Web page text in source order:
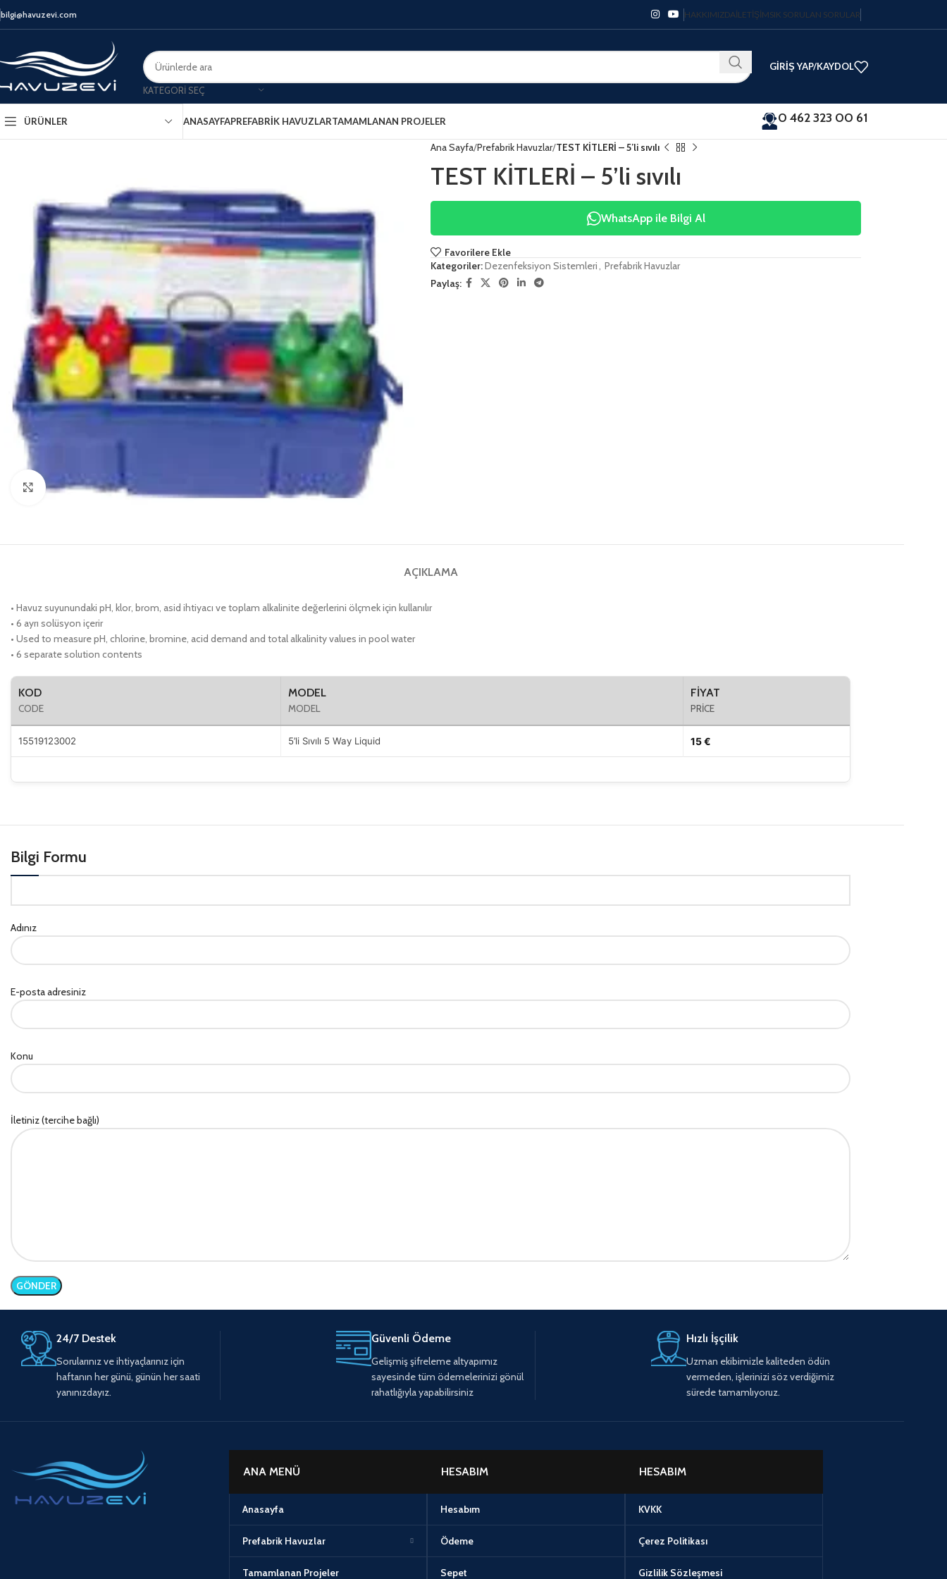
bilgi@havuzevi.com HAKKIMIZDAİLETIŞIMSIK SORULAN SORULAR
KATEGORI SEÇ
GIRIŞ YAP/KAYDOL
ÜRÜNLER ANASAYFAPREFABRIK HAVUZLARTAMAMLANAN PROJELER 0 462 323 00 61
Click to enlarge
Ana Sayfa Prefabrik Havuzlar TEST KİTLERİ – 5’li sıvılı
TEST KİTLERİ – 5’li sıvılı
WhatsApp ile Bilgi Al
Favorilere Ekle
Kategoriler:Dezenfeksiyon Sistemleri, Prefabrik Havuzlar
Paylaş:
AÇIKLAMA
• Havuz suyunundaki pH, klor, brom, asid ihtiyacı ve toplam alkalinite değerlerini ölçmek için kullanılır
• 6 ayrı solüsyon içerir
• Used to measure pH, chlorine, bromine, acid demand and total alkalinity values in pool water
• 6 separate solution contents
KOD
CODE
MODEL
MODEL
FIYAT
PRICE
15519123002 5’li Sıvılı 5 Way Liquid 15 €
Bilgi Formu
Adınız
E-posta adresiniz
Konu
İletiniz (tercihe bağlı)
24/7 Destek
Sorularınız ve ihtiyaçlarınız için
haftanın her günü, günün her saati
yanınızdayız.
Güvenli Ödeme
Gelişmiş şifreleme altyapımız
sayesinde tüm ödemelerinizi gönül
rahatlığıyla yapabilirsiniz
Hızlı İşçilik
Uzman ekibimizle kaliteden ödün
vermeden, işlerinizi söz verdiğimiz
sürede tamamlıyoruz.
ANA MENÜ
Anasayfa
Prefabrik Havuzlar
Tamamlanan Projeler
HESABIM
Hesabım
Ödeme
Sepet
HESABIM
KVKK
Çerez Politikası
Gizlilik Sözleşmesi